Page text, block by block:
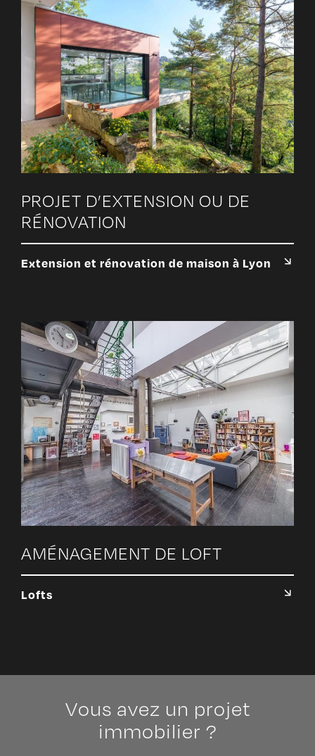
PROJET D’EXTENSION OU DE
RÉNOVATION
Extension et rénovation de maison à Lyon
AMÉNAGEMENT DE LOFT
Lofts
Vous avez un projet
immobilier ?